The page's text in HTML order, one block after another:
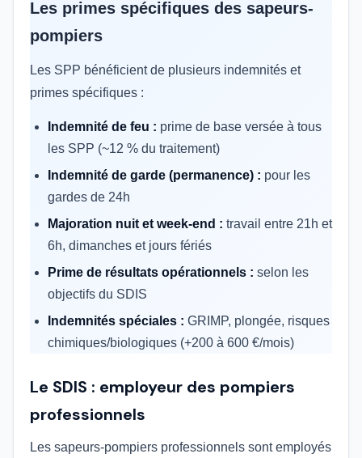
Les primes spécifiques des sapeurs-
pompiers
Les SPP bénéficient de plusieurs indemnités et
primes spécifiques :
Indemnité de feu : prime de base versée à tous
les SPP (~12 % du traitement)
Indemnité de garde (permanence) : pour les
gardes de 24h
Majoration nuit et week-end : travail entre 21h et
6h, dimanches et jours fériés
Prime de résultats opérationnels : selon les
objectifs du SDIS
Indemnités spéciales : GRIMP, plongée, risques
chimiques/biologiques (+200 à 600 €/mois)
Le SDIS : employeur des pompiers
professionnels
Les sapeurs-pompiers professionnels sont employés